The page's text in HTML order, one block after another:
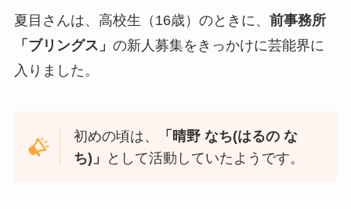
夏目さんは、高校生（16歳）のときに、 前事務所
「ブリングス」 の新人募集をきっかけに芸能界に
入りました。
初めの頃は、
「晴野 なち(はるの な
ち)」
として活動していたようです。